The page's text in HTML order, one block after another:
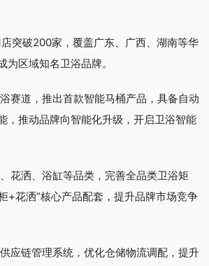
突破200家，覆盖广东、广西、湖南等华
区域知名卫浴品牌。
赛道，推出首款智能马桶产品，具备自动
，推动品牌向智能化升级，开启卫浴智能
花洒、浴缸等品类，完善全品类卫浴矩
+花洒”核心产品配套，提升品牌市场竞争
应链管理系统，优化仓储物流调配，提升